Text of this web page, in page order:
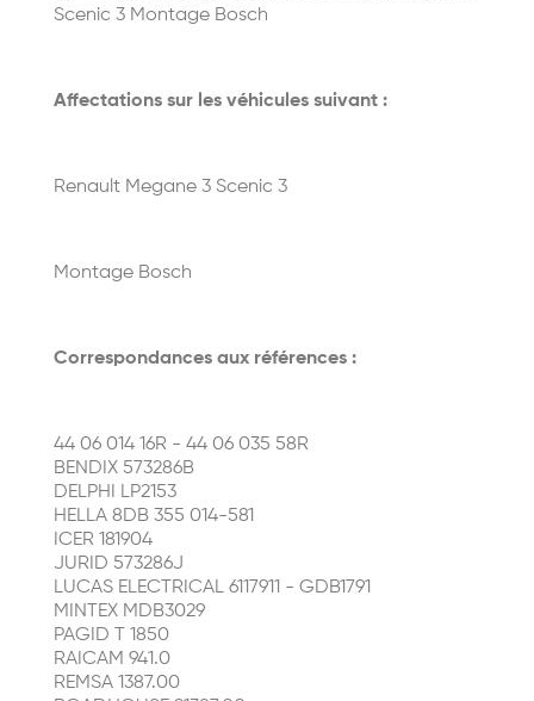
Scenic 3 Montage Bosch
Affectations sur les véhicules suivant :
Renault Megane 3 Scenic 3
Montage Bosch
Correspondances aux références :
44 06 014 16R - 44 06 035 58R
BENDIX 573286B
DELPHI LP2153
HELLA 8DB 355 014-581
ICER 181904
JURID 573286J
LUCAS ELECTRICAL 6117911 - GDB1791
MINTEX MDB3029
PAGID T 1850
RAICAM 941.0
REMSA 1387.00